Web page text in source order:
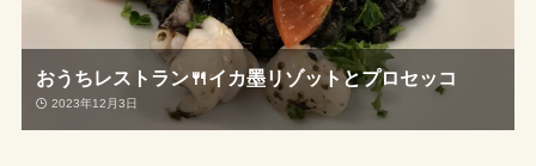
おうちレストラン🍴イカ墨リゾットとプロセッコ
2023年12月3日